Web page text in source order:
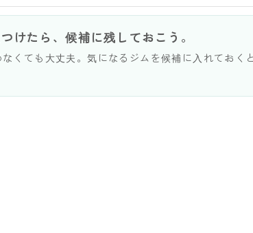
けたら、候補に残しておこう。
くても大丈夫。気になるジムを候補に入れてお